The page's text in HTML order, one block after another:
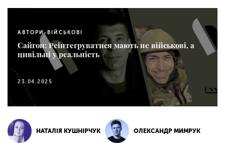
АВТОРИ-ВІЙСЬКОВІ
Сайгон: Реінтегруватися мають не військові, а
цивільні у реальність
23.04.2025
НАТАЛІЯ КУШНІРЧУК ОЛЕКСАНДР МИМРУК